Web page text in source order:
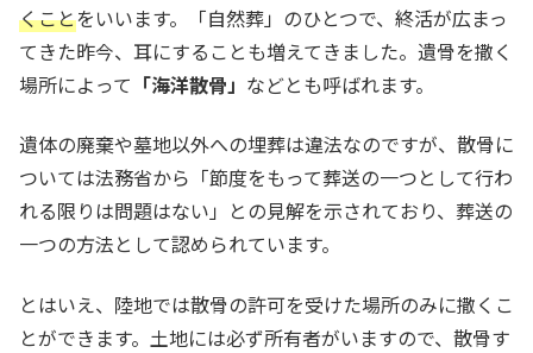
くことをいいます。「自然葬」のひとつで、終活が広まっ
てきた昨今、耳にすることも増えてきました。遺骨を撒く
場所によって 「海洋散骨」 などとも呼ばれます。
遺体の廃棄や墓地以外への埋葬は違法なのですが、散骨に
ついては法務省から「節度をもって葬送の一つとして行わ
れる限りは問題はない」との見解を示されており、葬送の
一つの方法として認められています。
とはいえ、陸地では散骨の許可を受けた場所のみに撒くこ
とができます。土地には必ず所有者がいますので、散骨す